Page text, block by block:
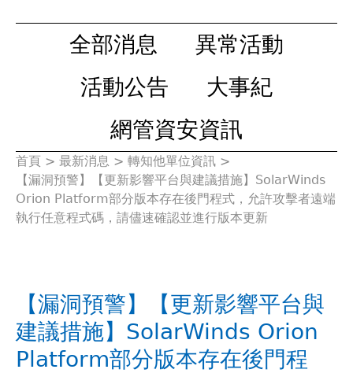
全部消息
異常活動
活動公告
大事紀
網管資安資訊
您
在
首頁 > 最新消息 > 轉知他單位資訊 >
【漏洞預警】【更新影響平台與建議措施】SolarWinds
Orion Platform部分版本存在後門程式，允許攻擊者遠端
執行任意程式碼，請儘速確認並進行版本更新
【漏洞預警】【更新影響平台與
建議措施】SolarWinds Orion
Platform部分版本存在後門程